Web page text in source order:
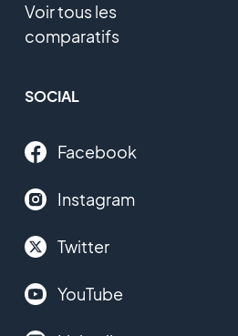
Voir tous les
comparatifs
SOCIAL
Facebook
Instagram
Twitter
YouTube